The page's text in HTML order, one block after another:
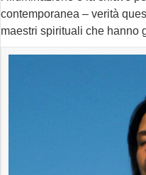
contemporanea – verità
maestri spirituali che hanno